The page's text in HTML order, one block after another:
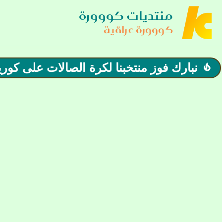
منتديات كووورة
كووورة عراقية
 نبارك فوز منتخبنا لكرة الصالات على